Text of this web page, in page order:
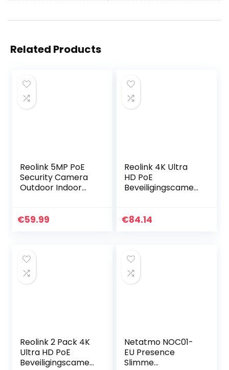
Related Products
Reolink 5MP PoE
Security Camera
Outdoor Indoor
Waterdichte
€59.99
Reolink 4K Ultra
HD PoE
Beveiligingscamer
a met
€84.14
Reolink 2 Pack 4K
Ultra HD PoE
Beveiligingscamer
Netatmo NOC01-
EU Presence
Slimme